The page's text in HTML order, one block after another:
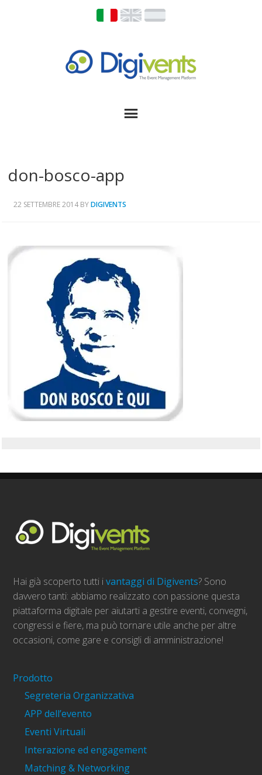
don-bosco-app
22 SETTEMBRE 2014 BYDIGIVENTS
Hai già scoperto tutti ivantaggi di Digivents? Sono
davvero tanti: abbiamo realizzato con passione questa
piattaforma digitale per aiutarti a gestire eventi, convegni,
congressi e fiere, ma può tornare utile anche per altre
occasioni, come gare e consigli di amministrazione!
Prodotto
Segreteria Organizzativa
APP dell’evento
Eventi Virtuali
Interazione ed engagement
Matching & Networking